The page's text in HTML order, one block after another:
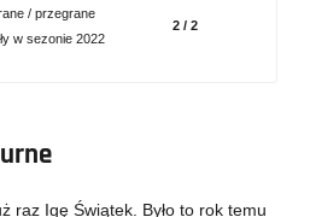
/ przegrane
w sezonie 2022
2 / 2
raz Igę Świątek. Było to rok temu